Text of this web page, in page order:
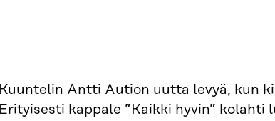
Kuuntelin Antti Aution uutta levyä, kun
Erityisesti kappale ”Kaikki hyvin” kolahti